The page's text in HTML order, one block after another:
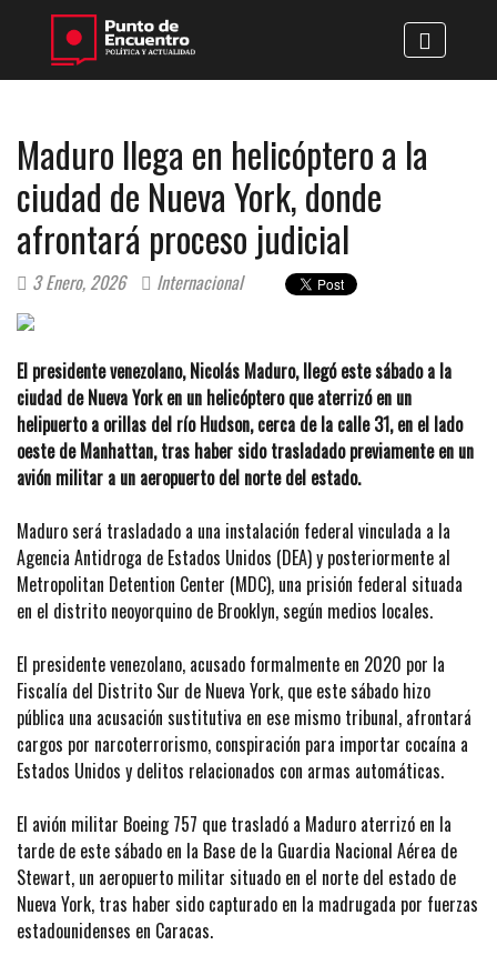
Maduro llega en helicóptero a la
ciudad de Nueva York, donde
afrontará proceso judicial
3 Enero, 2026 Internacional
El presidente venezolano, Nicolás Maduro, llegó este sábado a la
ciudad de Nueva York en un helicóptero que aterrizó en un
helipuerto a orillas del río Hudson, cerca de la calle 31, en el lado
oeste de Manhattan, tras haber sido trasladado previamente en un
avión militar a un aeropuerto del norte del estado.
Maduro será trasladado a una instalación federal vinculada a la
Agencia Antidroga de Estados Unidos (DEA) y posteriormente al
Metropolitan Detention Center (MDC), una prisión federal situada
en el distrito neoyorquino de Brooklyn, según medios locales.
El presidente venezolano, acusado formalmente en 2020 por la
Fiscalía del Distrito Sur de Nueva York, que este sábado hizo
pública una acusación sustitutiva en ese mismo tribunal, afrontará
cargos por narcoterrorismo, conspiración para importar cocaína a
Estados Unidos y delitos relacionados con armas automáticas.
El avión militar Boeing 757 que trasladó a Maduro aterrizó en la
tarde de este sábado en la Base de la Guardia Nacional Aérea de
Stewart, un aeropuerto militar situado en el norte del estado de
Nueva York, tras haber sido capturado en la madrugada por fuerzas
estadounidenses en Caracas.